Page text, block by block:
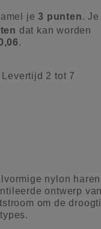
je3 punten. Je
dat kan worden
.
Levertijd 2 tot 7
nylon
ontwerp
om de